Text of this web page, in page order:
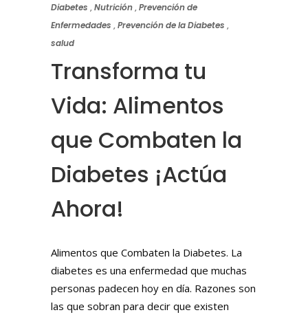
Diabetes ,Nutrición,Prevención de
Enfermedades ,Prevención de la Diabetes ,
salud
Transforma tu
Vida: Alimentos
que Combaten la
Diabetes ¡Actúa
Ahora!
Alimentos que Combaten la Diabetes. La
diabetes es una enfermedad que muchas
personas padecen hoy en día. Razones son
las que sobran para decir que existen